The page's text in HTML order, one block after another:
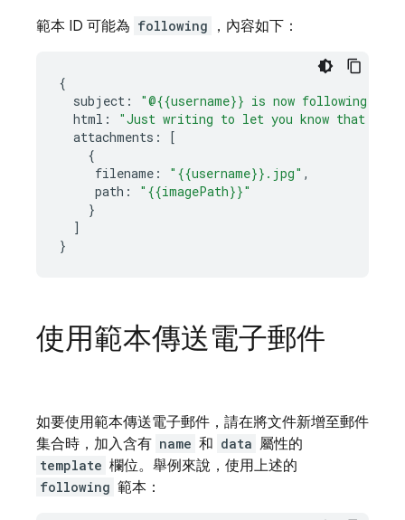
範本 ID 可能為 following ，內容如下：
{
subject :
"@{{username}} is now following
html :
"Just writing to let you know that
attachments :
[
{
filename : "{{username}}.jpg" ,
path :
"{{imagePath}}"
}
]
}
使用範本傳送電子郵件
如要使用範本傳送電子郵件，請在將文件新增至郵件
集合時，加入含有 name 和 data 屬性的
template 欄位。舉例來說，使用上述的
following 範本：